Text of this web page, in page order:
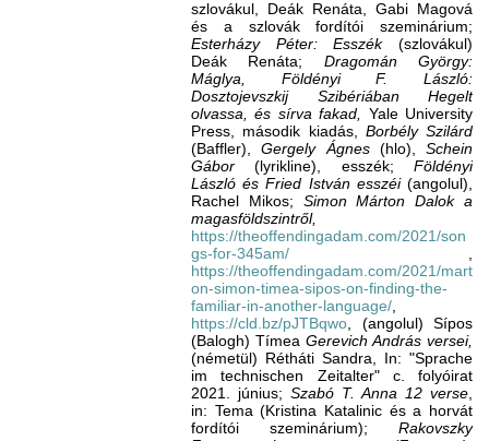
szlovákul, Deák Renáta, Gabi Magová
és a szlovák fordítói szeminárium;
Esterházy Péter: Esszék(szlovákul)
Deák Renáta; Dragomán György:
Máglya, Földényi F. László:
Dosztojevszkij Szibériában Hegelt
olvassa, és sírva fakad, Yale University
Press, második kiadás, Borbély Szilárd
(Baffler),Gergely Ágnes(hlo), Schein
Gábor (lyrikline), esszék; Földényi
László és Fried István esszéi (angolul),
Rachel Mikos; Simon Márton Dalok a
magasföldszintről,
https://theoffendingadam.com/2021/son
gs-for-345am/
https://theoffendingadam.com/2021/mart
on-simon-timea-sipos-on-finding-the-
familiar-in-another-language/
https://cld.bz/pJTBqwo , (angolul) Sípos
(Balogh) Tímea Gerevich András versei,
(németül) Rétháti Sandra, In: "Sprache
im technischen Zeitalter" c. folyóirat
2021. június; Szabó T. Anna 12 verse
in: Tema (Kristina Katalinic és a horvát
fordítói szeminárium); Rakovszky